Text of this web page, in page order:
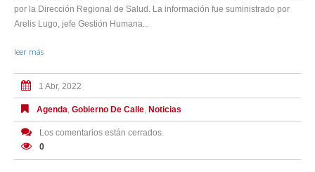
por la Dirección Regional de Salud. La información fue suministrado por
Arelis Lugo, jefe Gestión Humana...
leer más
1 Abr, 2022
Agenda, Gobierno De Calle, Noticias
Los comentarios están cerrados.
0